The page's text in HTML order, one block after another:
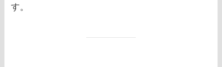
す。